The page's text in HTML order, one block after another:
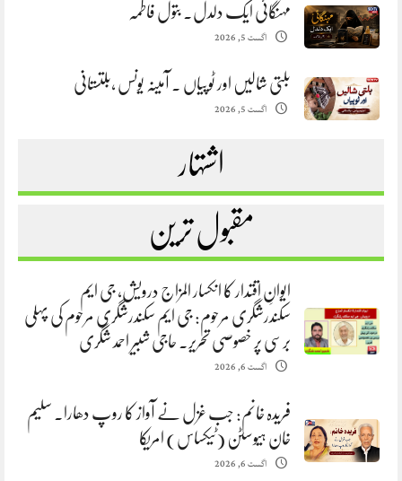
مہنگائی ایک دلدل. بتول فاطمہ
اگست 5, 2026
بلتی شالیں اور ٹوپیاں . آمینہ یونس ،بلتستانی
اگست 5, 2026
اشتہار
مقبول ترین
ایوانِ اقتدار کا انکسار المزاج درویش، جی ایم
سکندرشگری مرحوم: جی ایم سکندرشگری مرحوم کی پہلی
برسی پر خصوصی تحریر. حاجی شبیر احمد شگری
اگست 6, 2026
فریدہ خانم: جب غزل نے آواز کا روپ دھارا. سلیم
خان ہیوسٹن (ٹیکساس) امریکا
اگست 6, 2026